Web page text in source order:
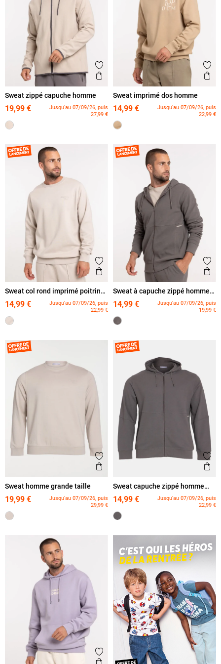
Ajouter aux favoris
Aperçu rapide
Sweat zippé capuche homme
19,99 €
Jusqu'au 07/09/26, puis
27,99 €
Sweat imprimé dos homme
14,99 €
Jusqu'au 07/09/26, puis
22,99 €
Ajouter aux favoris
Aperçu rapide
Sweat col rond imprimé poitrine
14,99 €
Jusqu'au 07/09/26, puis
22,99 €
Sweat à capuche zippé homme
14,99 €
Jusqu'au 07/09/26, puis
19,99 €
Ajouter aux favoris
Aperçu rapide
Sweat homme grande taille
19,99 €
Jusqu'au 07/09/26, puis
29,99 €
Sweat capuche zippé homme
grande taille
14,99 €
Jusqu'au 07/09/26, puis
22,99 €
Ajouter aux favoris